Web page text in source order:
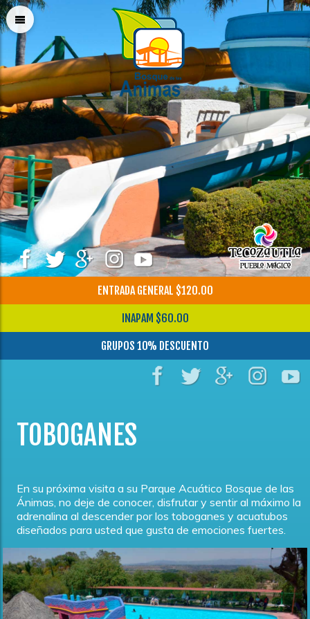
ENTRADA GENERAL $120.00
INAPAM $60.00
GRUPOS 10% DESCUENTO
TOBOGANES
En su próxima visita a su Parque Acuático Bosque de las
Ánimas, no deje de conocer, disfrutar y sentir al máximo la
adrenalina al descender por los toboganes y acuatubos
diseñados para usted que gusta de emociones fuertes.